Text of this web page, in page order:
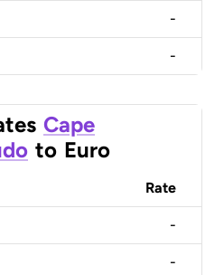
-
-
Cape
to Euro
Rate
-
-